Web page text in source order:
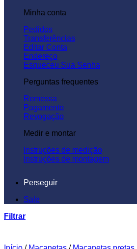
Minha conta
Pedidos
Transferências
Editar Conta
Endereço
Esqueceu Sua Senha
Perguntas frequentes
Remessa
Pagamento
Revogação
Medir e montar
Instruções de medição
Instruções de montagem
Perseguir
Sale
Filtrar